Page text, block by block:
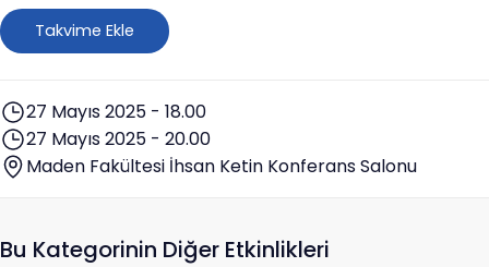
Takvime Ekle
27 Mayıs 2025 - 18.00
27 Mayıs 2025 - 20.00
Maden Fakültesi İhsan Ketin Konferans Salonu
Bu Kategorinin Diğer Etkinlikleri